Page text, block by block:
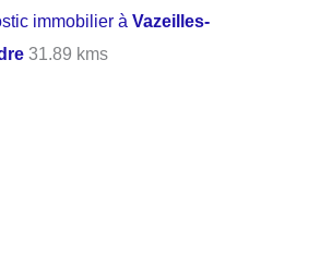
immobilier àVazeilles-
31.89 kms